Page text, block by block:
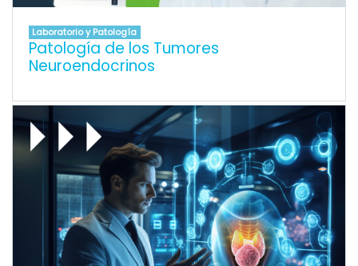
Laboratorio y Patología
Patología de los Tumores
Neuroendocrinos